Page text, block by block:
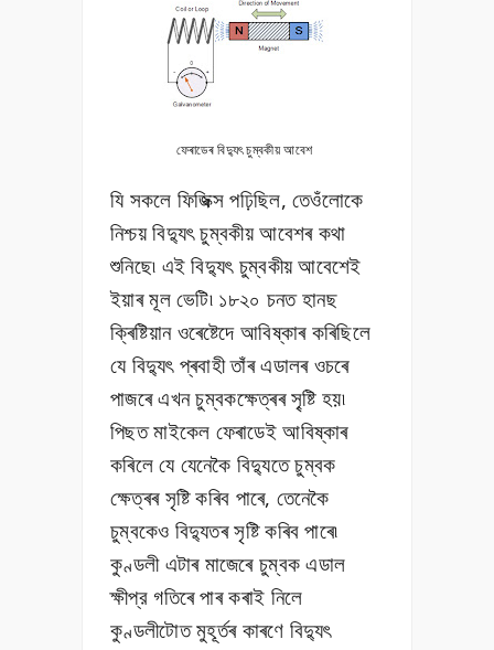
ফেৰাডেৰ বিদ্যুৎ চুম্বকীয় আবেশ
যি সকলে ফিজিক্স পঢ়িছিল, তেওঁলোকে
নিশ্চয় বিদ্যুৎ চুম্বকীয় আবেশৰ কথা
শুনিছে৷ এই বিদ্যুৎ চুম্বকীয় আবেশেই
ইয়াৰ মূল ভেটি৷ ১৮২০ চনত হানছ
ক্ৰিষ্টিয়ান ওৰেষ্টেদে আবিষ্কাৰ কৰিছিলে
যে বিদ্যুৎ প্ৰবাহী তাঁৰ এডালৰ ওচৰে
পাজৰে এখন চুম্বকক্ষেত্ৰৰ সৃ্ষ্টি হয়৷
পিছত মাইকেল ফেৰাডেই আবিষ্কাৰ
কৰিলে যে যেনেকৈ বিদ্যুতে চুম্বক
ক্ষেত্ৰৰ সৃষ্টি কৰিব পাৰে, তেনেকৈ
চুম্বকেও বিদ্যুতৰ সৃষ্টি কৰিব পাৰে৷
কুণ্ডলী এটাৰ মাজেৰে চুম্বক এডাল
ক্ষীপ্র গতিৰে পাৰ কৰাই নিলে
কুণ্ডলীটোত মুহূৰ্তৰ কাৰণে বিদ্যুৎ